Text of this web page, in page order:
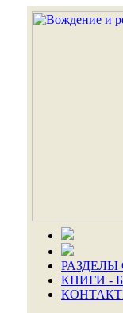
РАЗДЕЛЫ
КНИГИ -